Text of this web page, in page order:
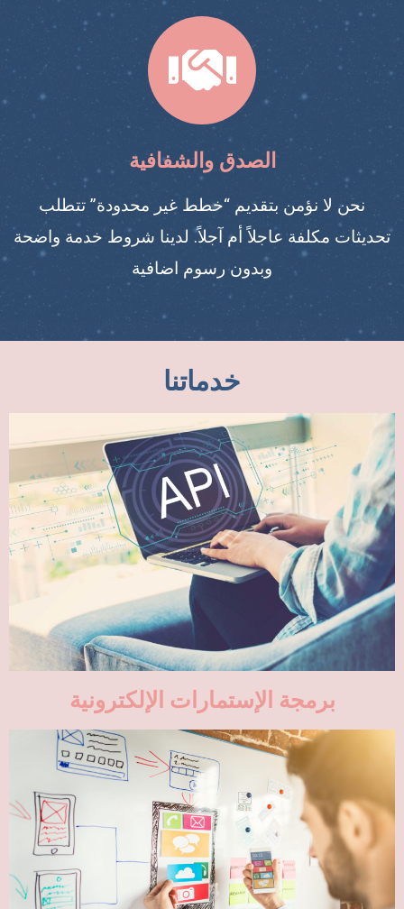
الصدق والشفافية
نحن لا نؤمن بتقديم “خطط غير محدودة” تتطلب
تحديثات مكلفة عاجلاً أم آجلاً. لدينا شروط خدمة واضحة
وبدون رسوم اضافية
خدماتنا
برمجة الإستمارات الإلكترونية